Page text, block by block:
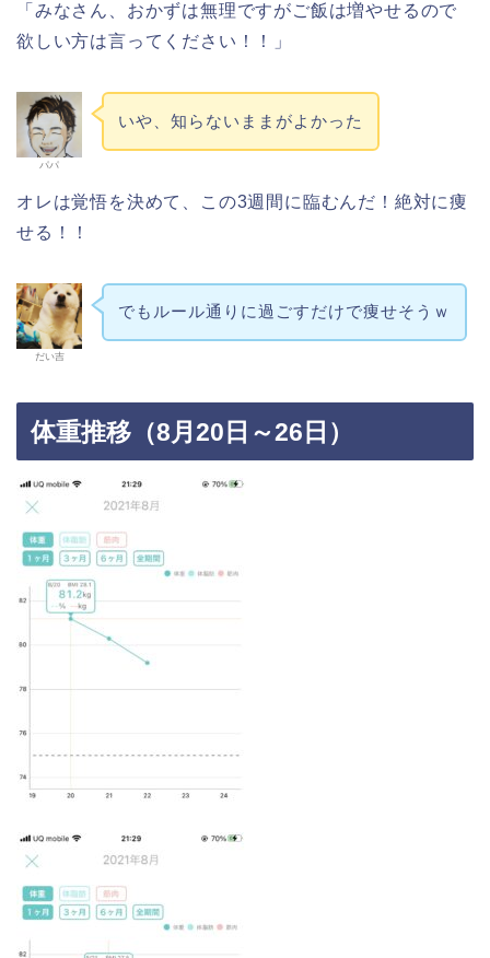
「みなさん、おかずは無理ですがご飯は増やせるので
欲しい方は言ってください！！」
パパ
いや、知らないままがよかった
オレは覚悟を決めて、この3週間に臨むんだ！絶対に痩
せる！！
だい吉
でもルール通りに過ごすだけで痩せそうｗ
体重推移（8月20日～26日）